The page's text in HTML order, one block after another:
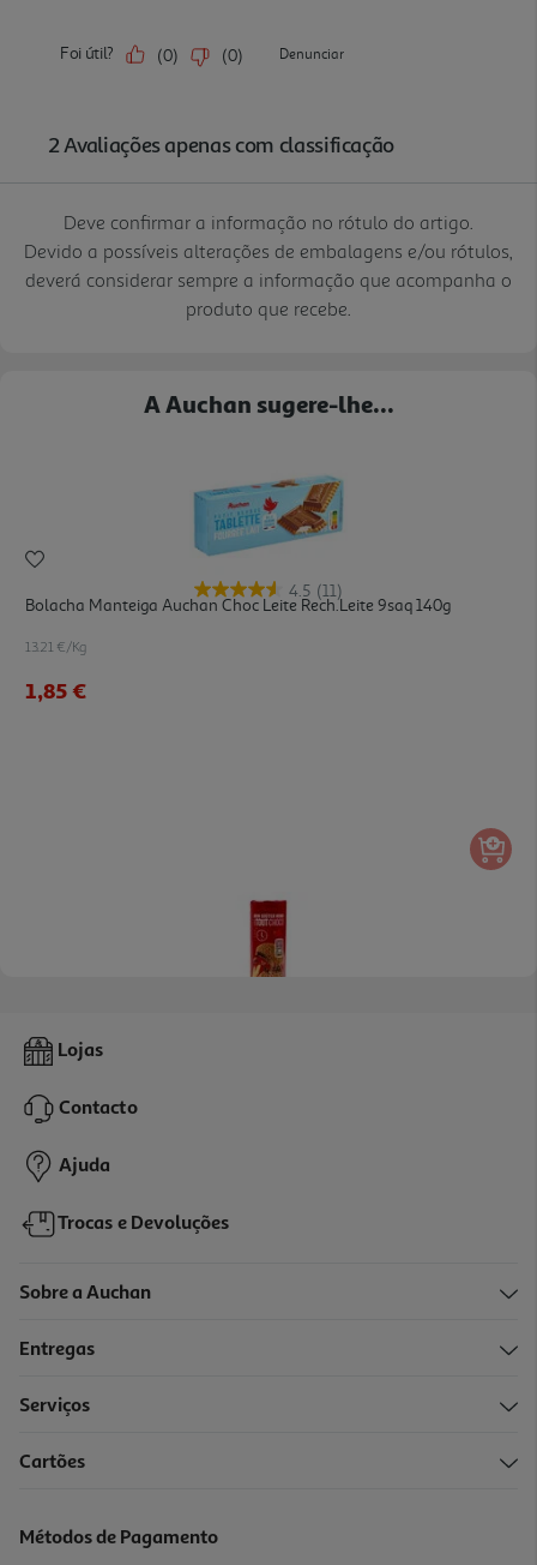
Deve confirmar a informação no rótulo do artigo.
Devido a possíveis alterações de embalagens e/ou rótulos,
deverá considerar sempre a informação que acompanha o
produto que recebe.
A Auchan sugere-lhe...
4.5 (11)
Bolacha Manteiga Auchan Choc Leite Rech.leite 9saq 140g
13.21 €/Kg
1,85 €
Bolachas Recheadas Auchan Duplo Chocolate 300g
1,75 €
Lojas
Contacto
Ajuda
Trocas e Devoluções
Sobre a Auchan
Entregas
Serviços
Cartões
Métodos de Pagamento